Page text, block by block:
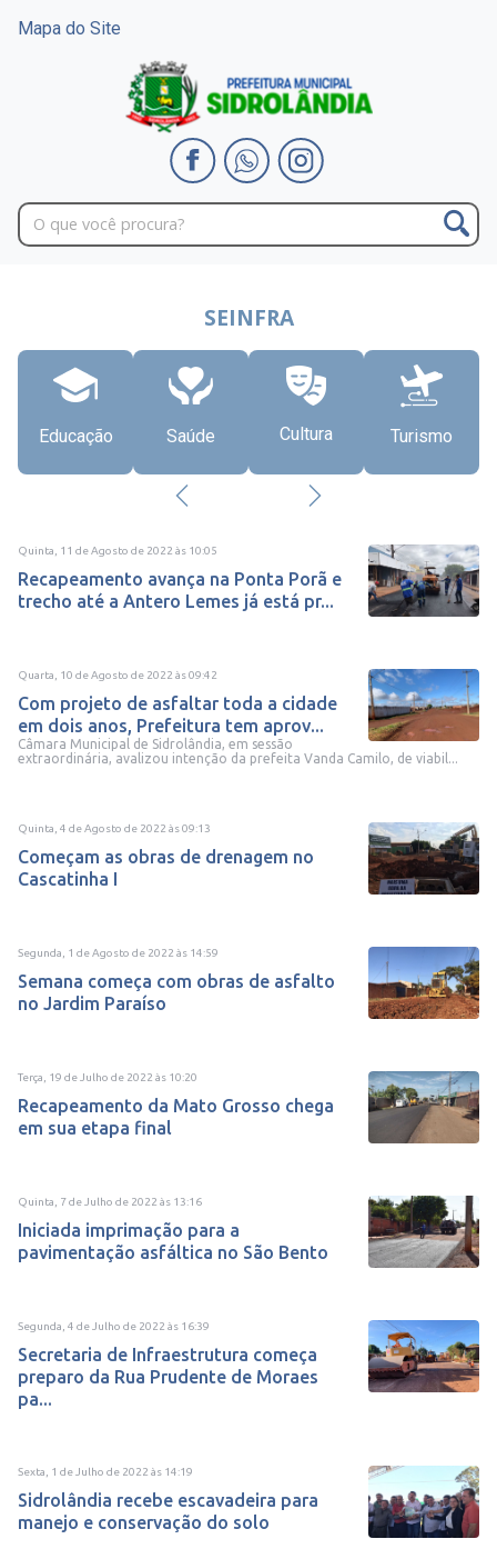
Mapa do Site
SEINFRA
Educação Saúde Cultura Turismo
Quinta, 11 de Agosto de 2022 às 10:05
Recapeamento avança na Ponta Porã e
trecho até a Antero Lemes já está pr...
Quarta, 10 de Agosto de 2022 às09:42
Com projeto de asfaltar toda a cidade
em dois anos, Prefeitura tem aprov...
Câmara Municipal de Sidrolândia, em sessão
extraordinária, avalizou intenção da prefeita Vanda Camilo, de viabil...
Quinta, 4 de Agosto de 2022 às09:13
Começam as obras de drenagem no
Cascatinha I
Segunda, 1 de Agosto de 2022 às 14:59
Semana começa com obras de asfalto
no Jardim Paraíso
Terça, 19 de Julho de 2022 às 10:20
Recapeamento da Mato Grosso chega
em sua etapa final
Quinta, 7 de Julho de 2022 às 13:16
Iniciada imprimação para a
pavimentação asfáltica no São Bento
Segunda, 4 de Julho de 2022 às 16:39
Secretaria de Infraestrutura começa
preparo da Rua Prudente de Moraes
pa...
Sexta, 1 de Julho de 2022 às 14:19
Sidrolândia recebe escavadeira para
manejo e conservação do solo